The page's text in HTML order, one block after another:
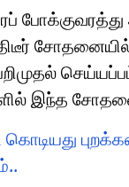
திடீர்
இந்த